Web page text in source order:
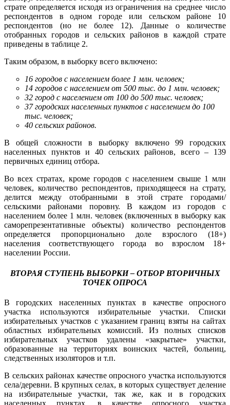
страте определяется исходя из ограничения на среднее число
респондентов в одном городе или сельском районе 10
респондентов (но не более 12). Данные о количестве
отобранных городов и сельских районов в каждой страте
приведены в таблице 2.
Таким образом, в выборку всего включено:
16 городов с населением более 1 млн. человек;
14 городов с населением от 500 тыс. до 1 млн. человек;
32 город с населением от 100 до 500 тыс. человек;
37 городских населенных пунктов с населением до 100
тыс. человек;
40 сельских районов.
В общей сложности в выборку включено 99 городских
населенных пунктов и 40 сельских районов, всего – 139
первичных единиц отбора.
Во всех стратах, кроме городов с населением свыше 1 млн
человек, количество респондентов, приходящееся на страту,
делится между отобранными в этой страте городами/
сельскими районами поровну. В каждом из городов с
населением более 1 млн. человек (включенных в выборку как
саморепрезентативные объекты) количество респондентов
определяется пропорционально доле взрослого (18+)
населения соответствующего города во взрослом 18+
населении России.
ВТОРАЯ СТУПЕНЬ ВЫБОРКИ – ОТБОР ВТОРИЧНЫХ
ТОЧЕК ОПРОСА
В городских населенных пунктах в качестве опросного
участка используются избирательные участки. Списки
избирательных участков с указанием границ взяты на сайтах
областных избирательных комиссий. Из полных списков
избирательных участков удалены «закрытые» участки,
образованные на территориях воинских частей, больниц,
следственных изоляторов и т.п.
В сельских районах качестве опросного участка используются
села/деревни. В крупных селах, в которых существует деление
на избирательные участки, так же, как и в городских
населенных пунктах, в качестве опросного участка